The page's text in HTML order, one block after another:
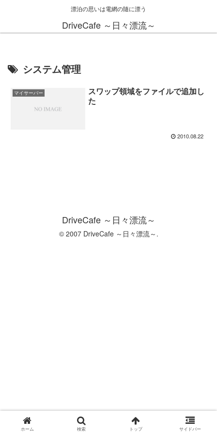
漂泊の思いは電網の隨に漂う
DriveCafe ～日々漂流～
システム管理
マイサーバー
スワップ領域をファイルで追加し
た
2010.08.22
DriveCafe ～日々漂流～
© 2007 DriveCafe ～日々漂流～.
ホーム 検索 トップ サイドバー